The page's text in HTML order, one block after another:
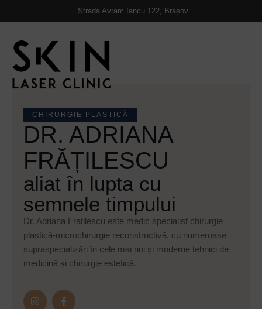
https://skinlaserclinic.ro/Strada Avram Iancu 122, Brașov
CHIRURGIE PLASTICĂ
DR. ADRIANA
FRĂȚILESCU
aliat în lupta cu
semnele timpului
Dr. Adriana Fratilescu este medic specialist chirurgie
plastică-microchirurgie reconstructivă, cu numeroase
supraspecializări în cele mai noi și moderne tehnici de
medicină și chirurgie estetică.